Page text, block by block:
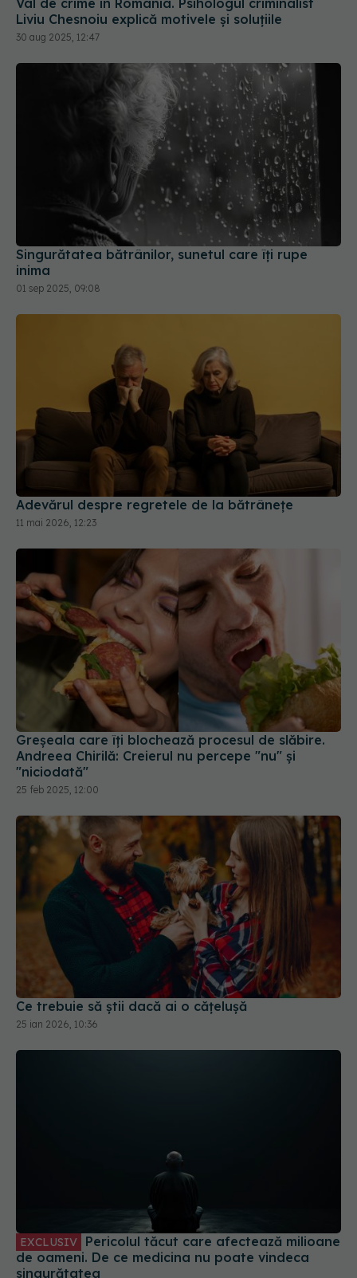
30 aug 2025, 12:47
Singurătatea bătrânilor, sunetul care îți rupe
inima
01 sep 2025, 09:08
Adevărul despre regretele de la bătrânețe
11 mai 2026, 12:23
Greșeala care îți blochează procesul de slăbire.
Andreea Chirilă: Creierul nu percepe "nu" și
"niciodată"
25 feb 2025, 12:00
Ce trebuie să știi dacă ai o cățelușă
25 ian 2026, 10:36
de oameni. De ce medicina nu poate vindeca
singurătatea
31 iul 2026, 21:20